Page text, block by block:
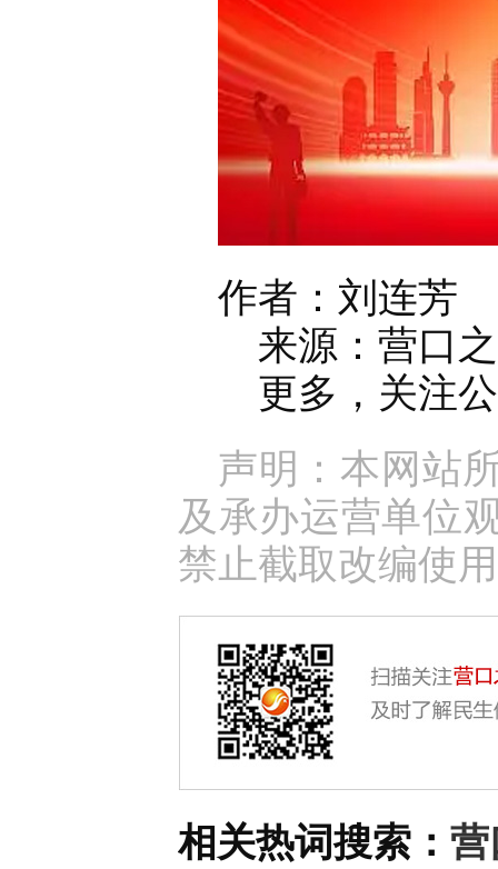
作者：刘连芳
来源：营口之
更多，关注公
声明：本网站
及承办运营单位
禁止截取改编使
相关热词搜索： 营